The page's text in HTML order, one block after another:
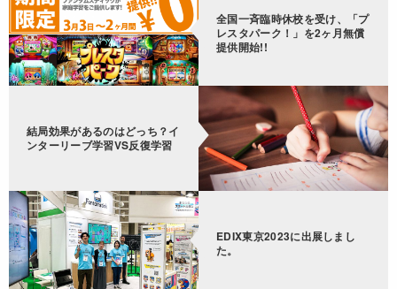
全国一斉臨時休校を受け、「プ
レスタパーク！」を2ヶ月無償
提供開始!!
結局効果があるのはどっち？イ
ンターリーブ学習VS反復学習
EDIX東京2023に出展しまし
た。